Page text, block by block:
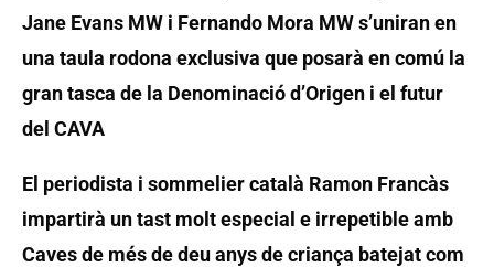
Jane Evans MW i Fernando Mora MW s’uniran en
una taula rodona exclusiva que posarà en comú la
gran tasca de la Denominació d’Origen i el futur
del CAVA
El periodista i sommelier català Ramon Francàs
impartirà un tast molt especial e irrepetible amb
Caves de més de deu anys de criança batejat com